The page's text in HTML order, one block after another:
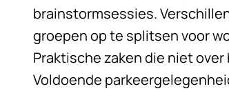
brainstormsessies.
groepen op te splitsen voor
Praktische zaken die niet
Voldoende